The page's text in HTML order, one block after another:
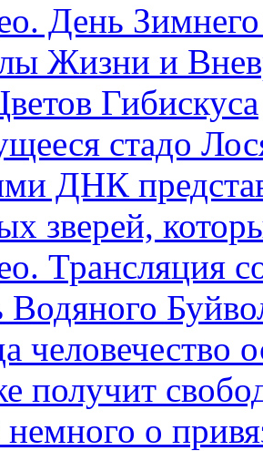
День
Жизни и
Гибискуса
стадо
ДНК
зверей,
Трансляция
Водяного
человечество
получит
о